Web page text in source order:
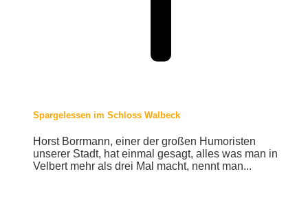
Spargelessen im Schloss Walbeck
Horst Borrmann, einer der großen Humoristen
unserer Stadt, hat einmal gesagt, alles was man in
Velbert mehr als drei Mal macht, nennt man...